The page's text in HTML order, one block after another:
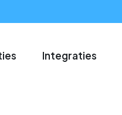
Integraties